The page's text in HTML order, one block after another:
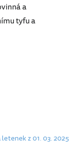
a
tyfu a
letenek z 01. 03. 2025